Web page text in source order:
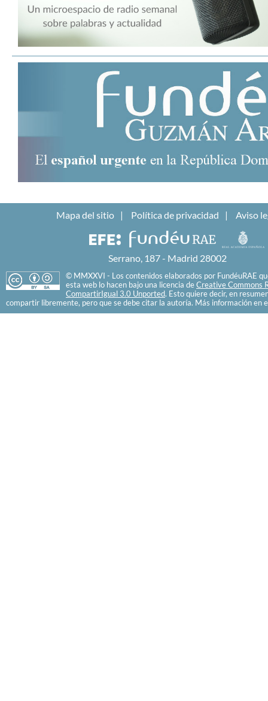
Mapa del sitio Política de privacidad Aviso
Serrano, 187 - Madrid 28002
© MMXXVI - Los contenidos elaborados por FundéuRAE
esta web lo hacen bajo una licencia de Creative Commons
CompartirIgual 3.0 Unported. Esto quiere decir, en
compartir libremente, pero que se debe citar la autoría. Más información en